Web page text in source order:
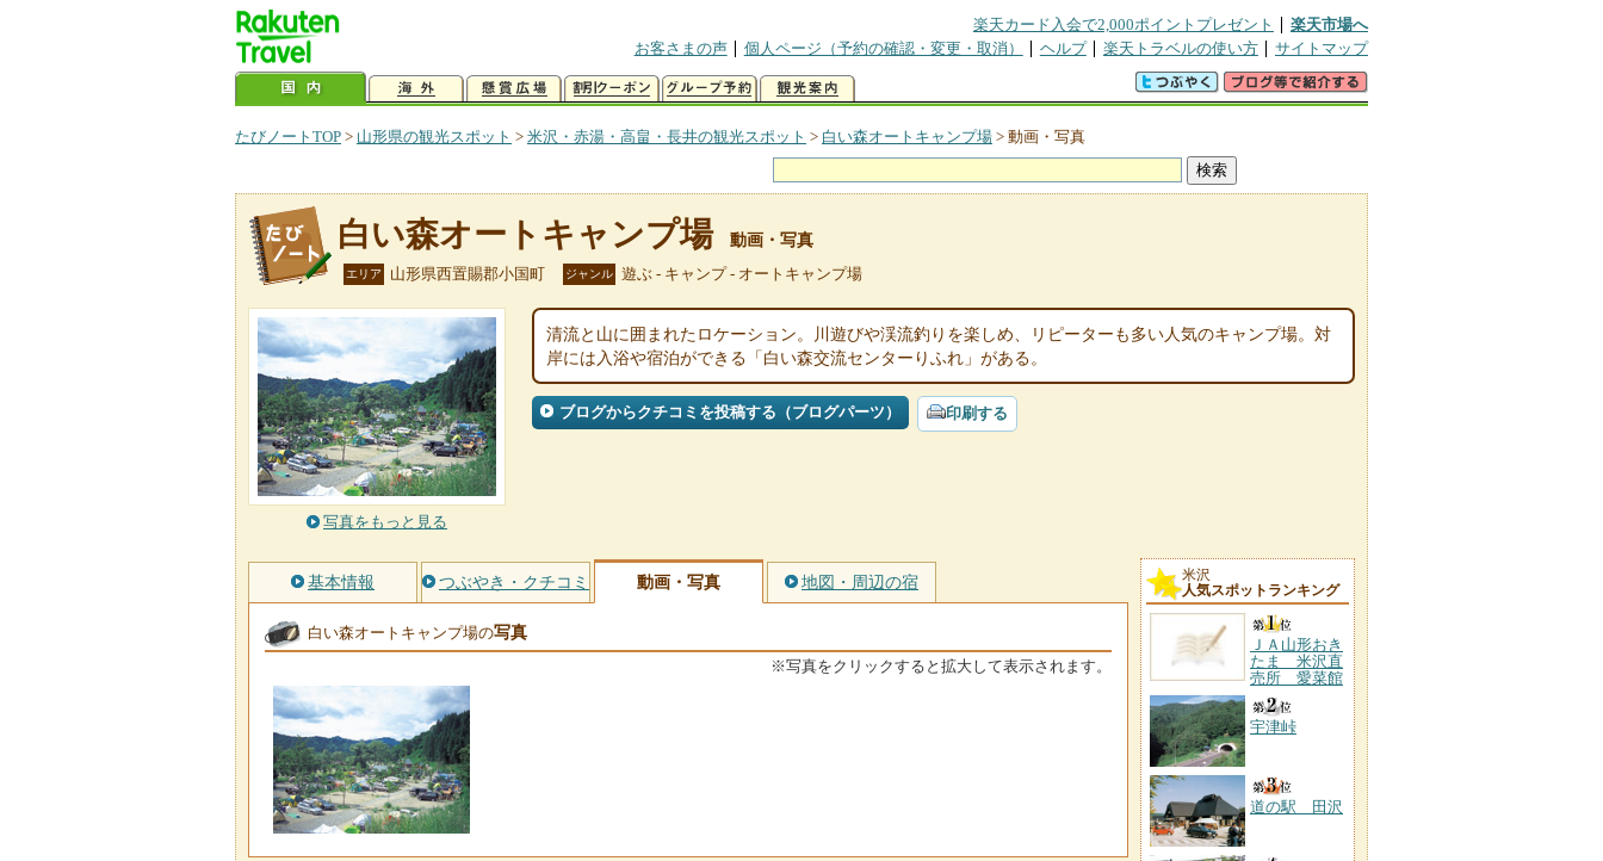
楽天カード入会で2,000ポイントプレゼント
楽天市場へ
お客さまの声
個人ページ（予約の確認・変更・取消） ヘルプ 楽天トラベルの使い方 サイトマップ
たびノートTOP > 山形県の観光スポット > 米沢・赤湯・高畠・長井の観光スポット > 白い森オートキャンプ場 > 動画・写真
白い森オートキャンプ場 動画・写真
エリア 山形県西置賜郡小国町 ジャンル 遊ぶ - キャンプ - オートキャンプ場
写真をもっと見る
清流と山に囲まれたロケーション。川遊びや渓流釣りを楽しめ、リピーターも多い人気のキャンプ場。対
岸には入浴や宿泊ができる「白い森交流センターりふれ」がある。
ブログからクチコミを投稿する（ブログパーツ） 印刷する
基本情報 つぶやき・クチコミ 動画・写真 地図・周辺の宿
白い森オートキャンプ場の写真
※写真をクリックすると拡大して表示されます。
米沢
人気スポットランキング
ＪＡ山形おき
たま 米沢直
売所 愛菜館
宇津峠
道の駅 田沢